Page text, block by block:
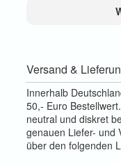
Versand &
Innerhalb
50,- Euro
neutral und diskret
genauen Liefer- und
über den folgenden